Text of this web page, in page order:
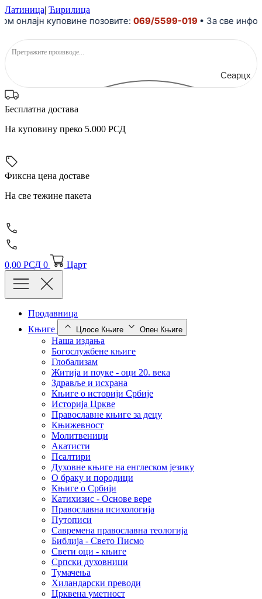
Скочите
на
Латиница| Ћирилица
онлајн куповине позовите:069/5599-019• За све
Сеарцх
Бесплатна достава
На куповину преко 5.000 РСД
Фиксна цена доставе
На све тежине пакета
0,00 РСД 0 Царт
Продавница
Књиге
Цлосе Књиге Опен Књиге
Наша издања
Богослужбене књиге
Глобализам
Житија и поуке - оци 20. века
Здравље и исхрана
Књиге о историји Србије
Историја Цркве
Православне књиге за децу
Књижевност
Молитвеници
Акатисти
Псалтири
Духовне књиге на енглеском језику
О браку и породици
Књиге о Србији
Катихизис - Основе вере
Православна психологија
Путописи
Савремена православна теологија
Библија - Свето Писмо
Свети оци - књиге
Српски духовници
Тумачења
Хиландарски преводи
Црквена уметност